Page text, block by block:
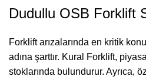
Dudullu OSB Forklift
Forklift arızalarında en kritik
adına şarttır. Kural Forklift,
stoklarında bulundurur. Ayrıca,